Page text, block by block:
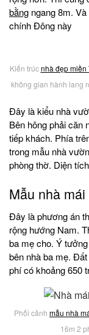
bằng ngang 8m.
chính Đông này
Kiến trúcnhà đẹp miền
không gian hành lang
Đây là kiểu nhà
Bên hông phải căn
tiếp khách. Phía
trong mẫu nhà
phòng thờ. Diện
Mẫu nhà
Đây là phương án
rộng hướng Nam.
ba mẹ cho. Ý
bên nhà ba mẹ.
phí có khoảng 650
Phối cảnh mẫu nhà
16m 2